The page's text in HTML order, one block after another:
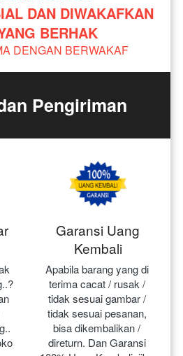
DAN DIWAKAFKAN
BERHAK
DENGAN BERWAKAF
Pengiriman
Garansi Uang
Kembali
Apabila barang yang di
terima cacat / rusak /
tidak sesuai gambar /
tidak sesuai pesanan,
bisa dikembalikan /
direturn. Dan Garansi